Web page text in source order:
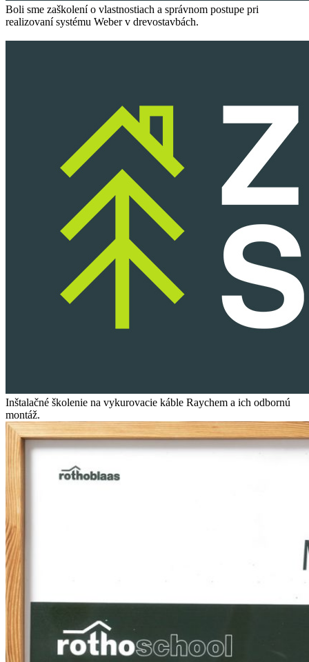
Boli sme zaško­le­ní o vlast­nos­ti­ach a správ­nom postu­pe pri
rea­li­zo­va­ní sys­té­mu Weber v drevostavbách.
Inšta­lač­né ško­le­nie na vyku­ro­va­cie káble Ray­chem a ich odbor­nú
montáž.